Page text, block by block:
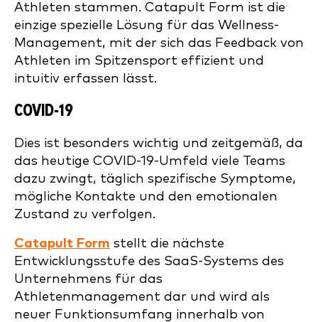
Athleten stammen. Catapult Form ist die
einzige spezielle Lösung für das Wellness-
Management, mit der sich das Feedback von
Athleten im Spitzensport effizient und
intuitiv erfassen lässt.
COVID-19
Dies ist besonders wichtig und zeitgemäß, da
das heutige COVID-19-Umfeld viele Teams
dazu zwingt, täglich spezifische Symptome,
mögliche Kontakte und den emotionalen
Zustand zu verfolgen.
Catapult Form stellt die nächste
Entwicklungsstufe des SaaS-Systems des
Unternehmens für das
Athletenmanagement dar und wird als
neuer Funktionsumfang innerhalb von